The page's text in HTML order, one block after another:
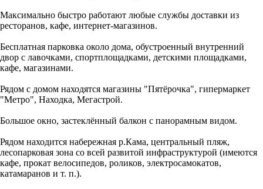
Максимально быстро работают любые службы доставки из
ресторанов, кафе, интернет-магазинов.
Бесплатная парковка около дома, обустроенный внутренний
двор с лавочками, спортплощадками, детскими площадками,
кафе, магазинами.
Рядом с домом находятся магазины "Пятёрочка", гипермаркет
"Метро", Находка, Мегастрой.
Большое окно, застеклённый балкон с панорамным видом.
Рядом находится набережная р.Кама, центральный пляж,
лесопарковая зона со всей развитой инфраструктурой (имеются
кафе, прокат велосипедов, роликов, электросамокатов,
катамаранов и т. п.).